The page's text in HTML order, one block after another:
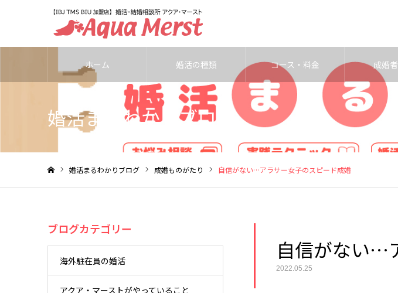
ホーム 婚活の種類 コース・料金 成婚
婚活まるわかりブログ
婚活まるわかりブログ 成婚ものがたり 自信がない…アラサー女子のスピード成婚
自信がない…
2022.05.25
ブログカテゴリー
海外駐在員の婚活
アクア・マーストがやっていること